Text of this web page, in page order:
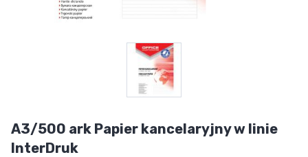
A3/500 ark Papier kancelaryjny w linie
InterDruk